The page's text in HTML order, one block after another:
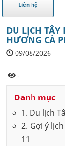
Liên hệ
DU LỊCH TÂY
HƯƠNG CÀ
09/08/2026
-
Danh mục
1. Du lịch
2. Gợi ý
11